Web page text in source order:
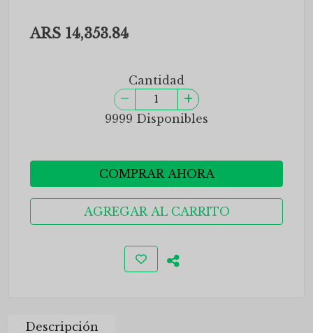
ARS 14,353.84
Cantidad
9999 Disponibles
COMPRAR AHORA
AGREGAR AL CARRITO
Descripción